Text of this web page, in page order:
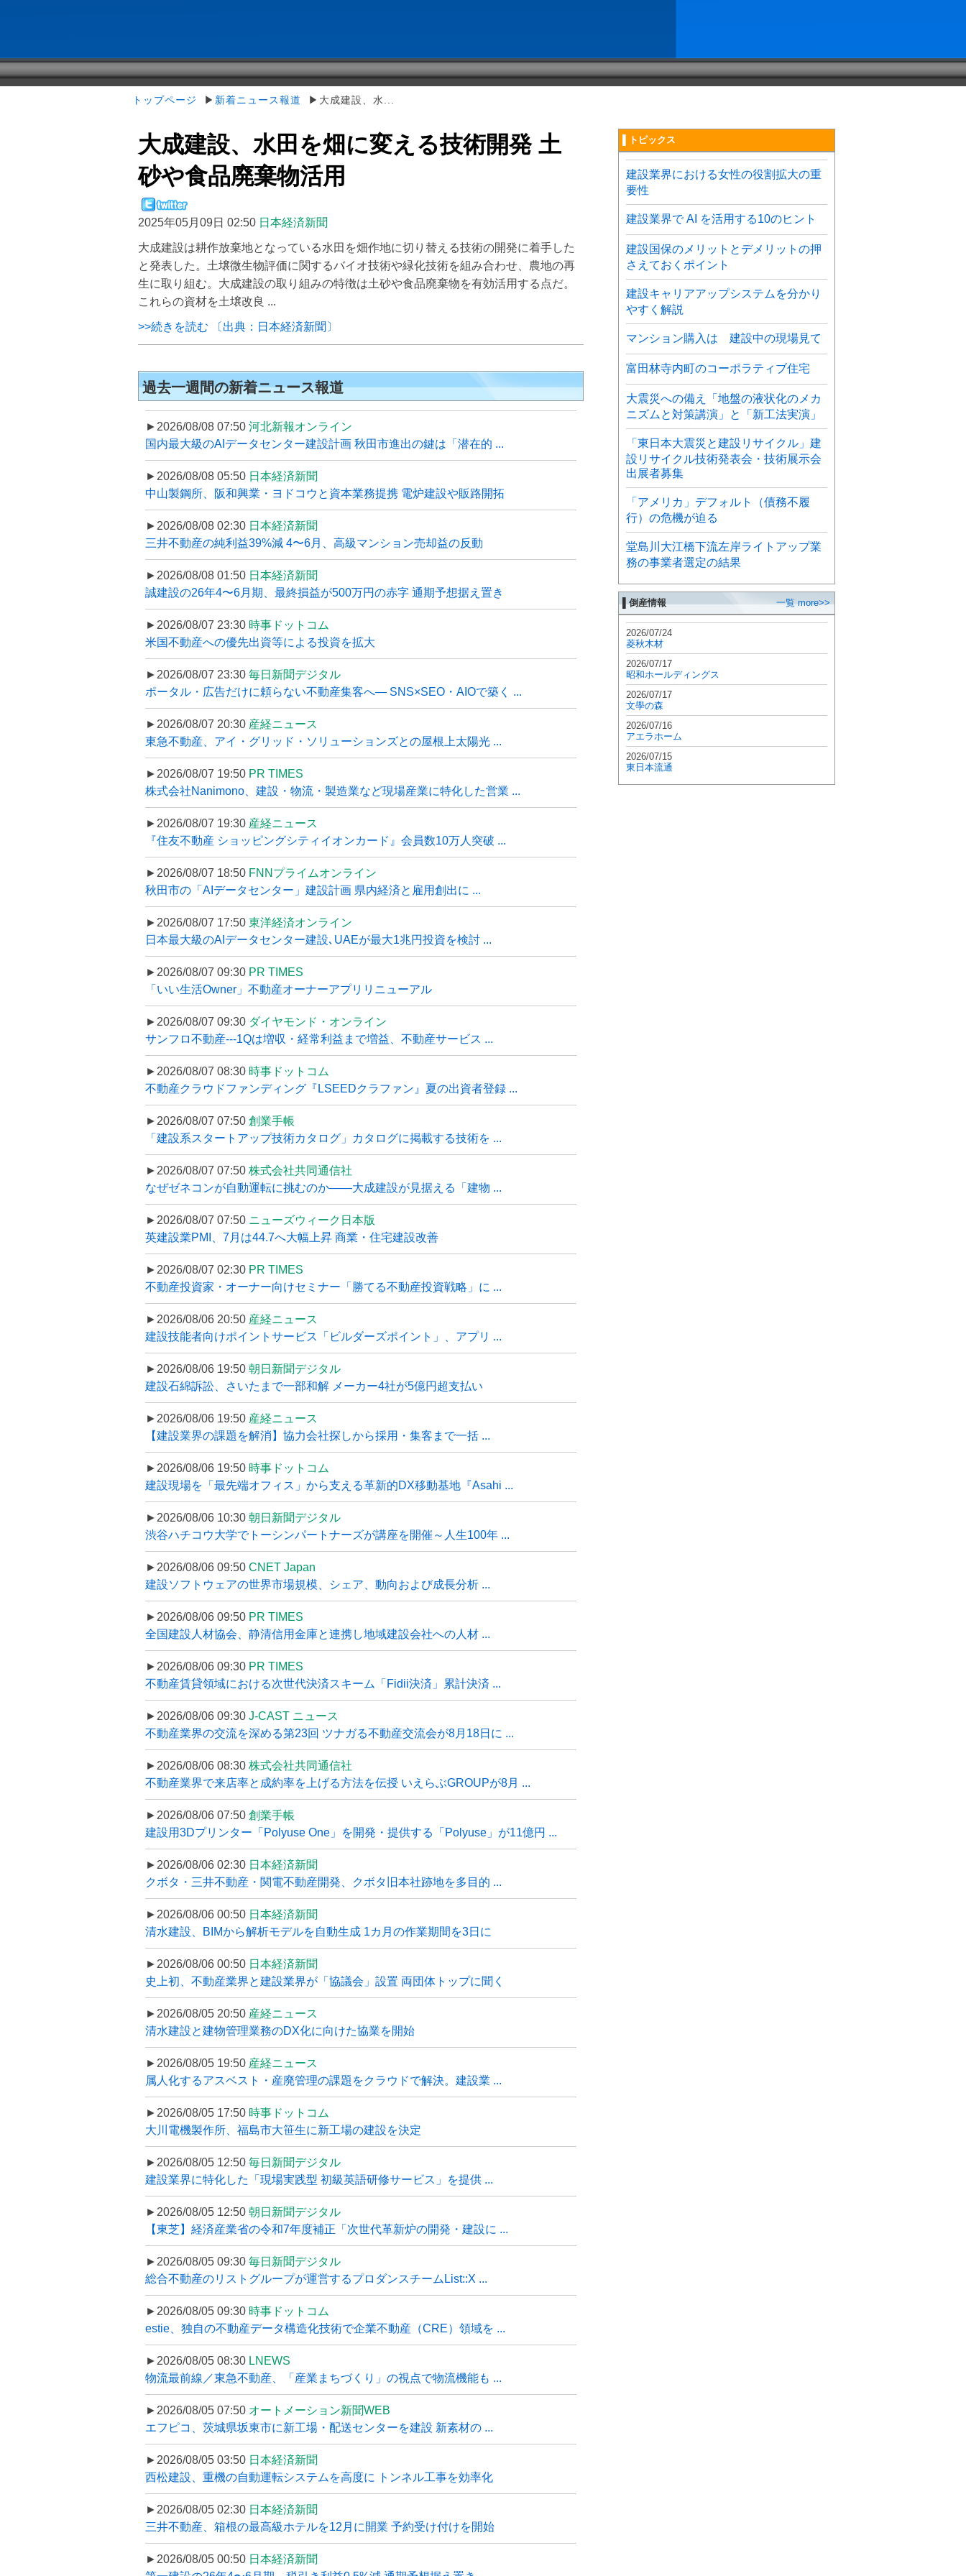
トップページ ▶ 新着ニュース報道 ▶大成建設、水...
大成建設、水田を畑に変える技術開発 土
砂や食品廃棄物活用
2025年05月09日 02:50 日本経済新聞
大成建設は耕作放棄地となっている水田を畑作地に切り替える技術の開発に着手した
と発表した。土壌微生物評価に関するバイオ技術や緑化技術を組み合わせ、農地の再
生に取り組む。大成建設の取り組みの特徴は土砂や食品廃棄物を有効活用する点だ。
これらの資材を土壌改良 ...
>>続きを読む 〔出典：日本経済新聞〕
過去一週間の新着ニュース報道
►2026/08/08 07:50 河北新報オンライン
国内最大級のAIデータセンター建設計画 秋田市進出の鍵は「潜在的 ...
►2026/08/08 05:50 日本経済新聞
中山製鋼所、阪和興業・ヨドコウと資本業務提携 電炉建設や販路開拓
►2026/08/08 02:30 日本経済新聞
三井不動産の純利益39%減 4〜6月、高級マンション売却益の反動
►2026/08/08 01:50 日本経済新聞
誠建設の26年4〜6月期、最終損益が500万円の赤字 通期予想据え置き
►2026/08/07 23:30 時事ドットコム
米国不動産への優先出資等による投資を拡大
►2026/08/07 23:30 毎日新聞デジタル
ポータル・広告だけに頼らない不動産集客へ― SNS×SEO・AIOで築く ...
►2026/08/07 20:30 産経ニュース
東急不動産、アイ・グリッド・ソリューションズとの屋根上太陽光 ...
►2026/08/07 19:50 PR TIMES
株式会社Nanimono、建設・物流・製造業など現場産業に特化した営業 ...
►2026/08/07 19:30 産経ニュース
『住友不動産 ショッピングシティイオンカード』会員数10万人突破 ...
►2026/08/07 18:50 FNNプライムオンライン
秋田市の「AIデータセンター」建設計画 県内経済と雇用創出に ...
►2026/08/07 17:50 東洋経済オンライン
日本最大級のAIデータセンター建設､UAEが最大1兆円投資を検討 ...
►2026/08/07 09:30 PR TIMES
「いい生活Owner」不動産オーナーアプリリニューアル
►2026/08/07 09:30 ダイヤモンド・オンライン
サンフロ不動産---1Qは増収・経常利益まで増益、不動産サービス ...
►2026/08/07 08:30 時事ドットコム
不動産クラウドファンディング『LSEEDクラファン』夏の出資者登録 ...
►2026/08/07 07:50 創業手帳
「建設系スタートアップ技術カタログ」カタログに掲載する技術を ...
►2026/08/07 07:50 株式会社共同通信社
なぜゼネコンが自動運転に挑むのか――大成建設が見据える「建物 ...
►2026/08/07 07:50 ニューズウィーク日本版
英建設業PMI、7月は44.7へ大幅上昇 商業・住宅建設改善
►2026/08/07 02:30 PR TIMES
不動産投資家・オーナー向けセミナー「勝てる不動産投資戦略」に ...
►2026/08/06 20:50 産経ニュース
建設技能者向けポイントサービス「ビルダーズポイント」、アプリ ...
►2026/08/06 19:50 朝日新聞デジタル
建設石綿訴訟、さいたまで一部和解 メーカー4社が5億円超支払い
►2026/08/06 19:50 産経ニュース
【建設業界の課題を解消】協力会社探しから採用・集客まで一括 ...
►2026/08/06 19:50 時事ドットコム
建設現場を「最先端オフィス」から支える革新的DX移動基地『Asahi ...
►2026/08/06 10:30 朝日新聞デジタル
渋谷ハチコウ大学でトーシンパートナーズが講座を開催～人生100年 ...
►2026/08/06 09:50 CNET Japan
建設ソフトウェアの世界市場規模、シェア、動向および成長分析 ...
►2026/08/06 09:50 PR TIMES
全国建設人材協会、静清信用金庫と連携し地域建設会社への人材 ...
►2026/08/06 09:30 PR TIMES
不動産賃貸領域における次世代決済スキーム「Fidii決済」累計決済 ...
►2026/08/06 09:30 J-CAST ニュース
不動産業界の交流を深める第23回 ツナガる不動産交流会が8月18日に ...
►2026/08/06 08:30 株式会社共同通信社
不動産業界で来店率と成約率を上げる方法を伝授 いえらぶGROUPが8月 ...
►2026/08/06 07:50 創業手帳
建設用3Dプリンター「Polyuse One」を開発・提供する「Polyuse」が11億円 ...
►2026/08/06 02:30 日本経済新聞
クボタ・三井不動産・関電不動産開発、クボタ旧本社跡地を多目的 ...
►2026/08/06 00:50 日本経済新聞
清水建設、BIMから解析モデルを自動生成 1カ月の作業期間を3日に
►2026/08/06 00:50 日本経済新聞
史上初、不動産業界と建設業界が「協議会」設置 両団体トップに聞く
►2026/08/05 20:50 産経ニュース
清水建設と建物管理業務のDX化に向けた協業を開始
►2026/08/05 19:50 産経ニュース
属人化するアスベスト・産廃管理の課題をクラウドで解決。建設業 ...
►2026/08/05 17:50 時事ドットコム
大川電機製作所、福島市大笹生に新工場の建設を決定
►2026/08/05 12:50 毎日新聞デジタル
建設業界に特化した「現場実践型 初級英語研修サービス」を提供 ...
►2026/08/05 12:50 朝日新聞デジタル
【東芝】経済産業省の令和7年度補正「次世代革新炉の開発・建設に ...
►2026/08/05 09:30 毎日新聞デジタル
総合不動産のリストグループが運営するプロダンスチームList::X ...
►2026/08/05 09:30 時事ドットコム
estie、独自の不動産データ構造化技術で企業不動産（CRE）領域を ...
►2026/08/05 08:30 LNEWS
物流最前線／東急不動産、「産業まちづくり」の視点で物流機能も ...
►2026/08/05 07:50 オートメーション新聞WEB
エフピコ、茨城県坂東市に新工場・配送センターを建設 新素材の ...
►2026/08/05 03:50 日本経済新聞
西松建設、重機の自動運転システムを高度に トンネル工事を効率化
►2026/08/05 02:30 日本経済新聞
三井不動産、箱根の最高級ホテルを12月に開業 予約受け付けを開始
►2026/08/05 00:50 日本経済新聞
▌トピックス
建設業界における女性の役割拡大の重
要性
建設業界で AI を活用する10のヒント
建設国保のメリットとデメリットの押
さえておくポイント
建設キャリアアップシステムを分かり
やすく解説
マンション購入は 建設中の現場見て
富田林寺内町のコーポラティブ住宅
大震災への備え「地盤の液状化のメカ
ニズムと対策講演」と「新工法実演」
「東日本大震災と建設リサイクル」建
設リサイクル技術発表会・技術展示会
出展者募集
「アメリカ」デフォルト（債務不履
行）の危機が迫る
堂島川大江橋下流左岸ライトアップ業
務の事業者選定の結果
▌倒産情報 一覧 more>>
2026/07/24
菱秋木材
2026/07/17
昭和ホールディングス
2026/07/17
文學の森
2026/07/16
アエラホーム
2026/07/15
東日本流通